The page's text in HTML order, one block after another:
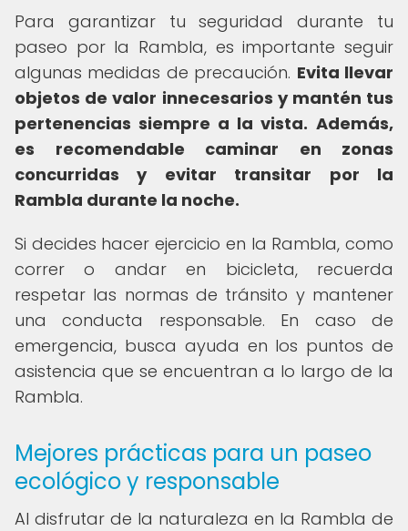
Para garantizar tu seguridad durante tu
paseo por la Rambla, es importante seguir
algunas medidas de precaución. Evita llevar
objetos de valor innecesarios y mantén tus
pertenencias siempre a la vista. Además,
es recomendable caminar en zonas
concurridas y evitar transitar por la
Rambla durante la noche.
Si decides hacer ejercicio en la Rambla, como
correr o andar en bicicleta, recuerda
respetar las normas de tránsito y mantener
una conducta responsable. En caso de
emergencia, busca ayuda en los puntos de
asistencia que se encuentran a lo largo de la
Rambla.
Mejores prácticas para un paseo
ecológico y responsable
Al disfrutar de la naturaleza en la Rambla de